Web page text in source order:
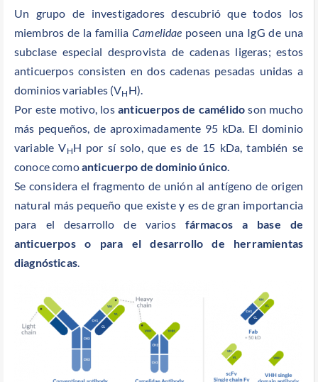
Un grupo de investigadores descubrió que todos los
miembros de la familiaCamelidae poseen una IgG de una
subclase especial desprovista de cadenas ligeras; estos
anticuerpos consisten en dos cadenas pesadas unidas a
dominios variables (VH H).
Por este motivo, losanticuerpos de camélido son mucho
más pequeños, de aproximadamente 95 kDa. El dominio
variable VHH por sí solo, que es de 15 kDa, también se
conoce comoanticuerpo de dominio único.
Se considera el fragmento de unión al antígeno de origen
natural más pequeño que existe y es de gran importancia
para el desarrollo de varios fármacos a base de
anticuerpos o para el desarrollo de herramientas
diagnósticas.